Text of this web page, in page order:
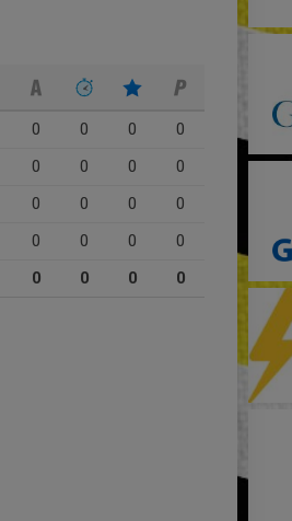
0 0 0
0
0 0 0
0
0 0 0
0
0 0 0
0
0 0 0 0